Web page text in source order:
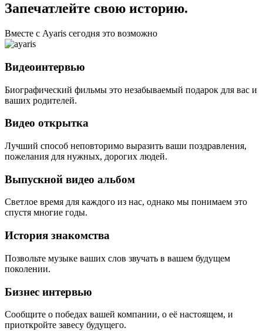
Запечатлейте свою историю.
Вместе с Ayaris сегодня это возможно
Видеоинтервью
Биографический фильмы это незабываемый подарок для вас и
ваших родителей.
Видео открытка
Лучший способ неповторимо выразить ваши поздравления,
пожелания для нужных, дорогих людей.
Выпускной видео альбом
Светлое время для каждого из нас, однако мы понимаем это
спустя многие годы.
История знакомства
Позвольте музыке ваших слов звучать в вашем будущем
поколении.
Бизнес интервью
Сообщите о победах вашей компании, о её настоящем, и
приоткройте завесу будущего.